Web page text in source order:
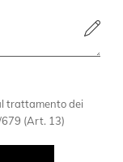
trattamento dei
679 (Art. 13)